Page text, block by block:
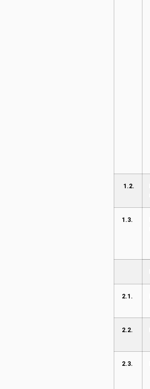
1.2.
1.3.
2.1.
2.2.
2.3.